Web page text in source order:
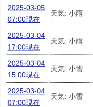
2025-03-05
07:00現在
天気: 小雨
2025-03-04
17:00現在
天気: 小雨
2025-03-04
15:00現在
天気: 小雪
2025-03-04
07:00現在
天気: 小雪